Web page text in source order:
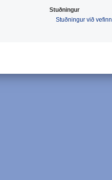
Stuðningur
Stuðningur við vefinn